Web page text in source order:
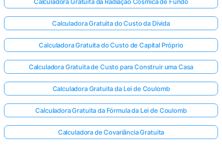
Calculadora Gratuita do Custo da Dívida
Calculadora Gratuita do Custo de Capital Próprio
Calculadora Gratuita de Custo para Construir uma Casa
Calculadora Gratuita da Lei de Coulomb
Calculadora Gratuita da Fórmula da Lei de Coulomb
Calculadora de Covariância Gratuita